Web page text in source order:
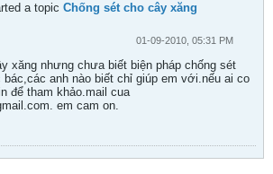
a topic Chống sét cho cây xăng
01-09-2010, 05:31 PM
xăng nhưng chưa biết biện pháp chống sét
bác,các anh nào biết chỉ giúp em với.nếu ai co
để tham khảo.mail cua
em cam on.